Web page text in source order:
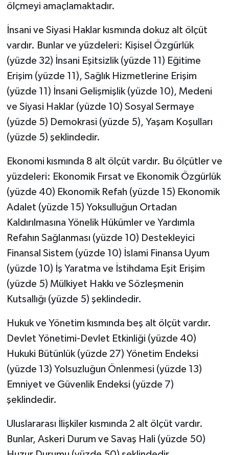
ölçmeyi amaçlamaktadır.
İnsani ve Siyasi Haklar kısmında dokuz alt ölçüt
vardır. Bunlar ve yüzdeleri: Kişisel Özgürlük
(yüzde 32) İnsani Eşitsizlik (yüzde 11) Eğitime
Erişim (yüzde 11), Sağlık Hizmetlerine Erişim
(yüzde 11) İnsani Gelişmişlik (yüzde 10), Medeni
ve Siyasi Haklar (yüzde 10) Sosyal Sermaye
(yüzde 5) Demokrasi (yüzde 5), Yaşam Koşulları
(yüzde 5) şeklindedir.
Ekonomi kısmında 8 alt ölçüt vardır. Bu ölçütler ve
yüzdeleri: Ekonomik Fırsat ve Ekonomik Özgürlük
(yüzde 40) Ekonomik Refah (yüzde 15) Ekonomik
Adalet (yüzde 15) Yoksulluğun Ortadan
Kaldırılmasına Yönelik Hükümler ve Yardımla
Refahın Sağlanması (yüzde 10) Destekleyici
Finansal Sistem (yüzde 10) İslami Finansa Uyum
(yüzde 10) İş Yaratma ve İstihdama Eşit Erişim
(yüzde 5) Mülkiyet Hakkı ve Sözleşmenin
Kutsallığı (yüzde 5) şeklindedir.
Hukuk ve Yönetim kısmında beş alt ölçüt vardır.
Devlet Yönetimi-Devlet Etkinliği (yüzde 40)
Hukuki Bütünlük (yüzde 27) Yönetim Endeksi
(yüzde 13) Yolsuzluğun Önlenmesi (yüzde 13)
Emniyet ve Güvenlik Endeksi (yüzde 7)
şeklindedir.
Uluslararası İlişkiler kısmında 2 alt ölçüt vardır.
Bunlar, Askeri Durum ve Savaş Hali (yüzde 50)